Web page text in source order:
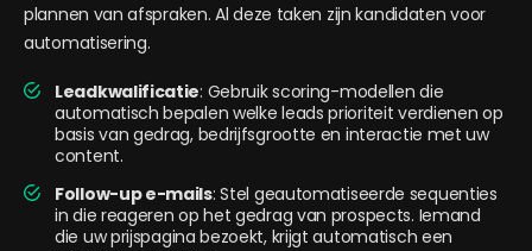
plannen van afspraken. Al deze taken zijn kandidaten voor
automatisering.
Leadkwalificatie: Gebruik scoring-modellen die
automatisch bepalen welke leads prioriteit verdienen op
basis van gedrag, bedrijfsgrootte en interactie met uw
content.
Follow-up e-mails: Stel geautomatiseerde sequenties
in die reageren op het gedrag van prospects. Iemand
die uw prijspagina bezoekt, krijgt automatisch een